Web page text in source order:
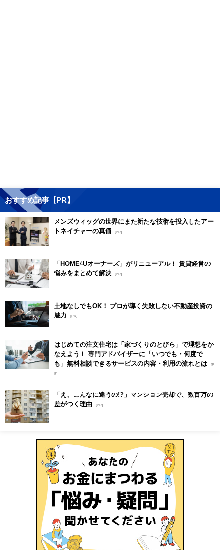
おすすめ記事【PR】
メンズウィッグの世界にまた新たな技術を投入したアー
トネイチャーの真価
[PR]
「HOME4Uオーナーズ」がリニューアル！ 賃貸経営の
悩みをまとめて解決 [PR]
土地なしでもOK！ プロが導く失敗しない不動産投資の
魅力
[PR]
はじめての注文住宅は「家づくりのとびら」で理想をか
なえよう！ 専門アドバイザーに「いつでも・何度で
も」無料相談できるサービスの内容・利用の流れとは [P
R]
「え、こんなに違うの!?」マンション売却で、数百万の
差がつく理由 [PR]